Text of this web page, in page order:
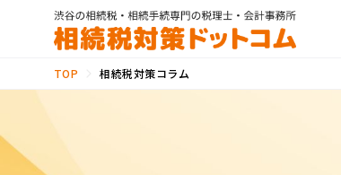
TOP 相続税対策コラム